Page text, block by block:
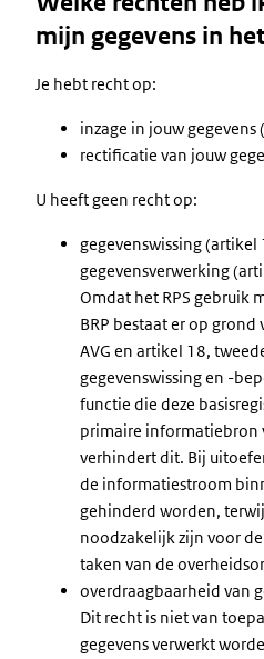
mijn gegevens in
Je hebt recht op:
inzage in jouw gegevens
rectificatie van jouw
U heeft geen recht op:
gegevenswissing (artikel
gegevensverwerking
Omdat het RPS gebruik
BRP bestaat er op
AVG en artikel 18,
gegevenswissing en -
functie die deze
primaire informatiebron
verhindert dit. Bij
de informatiestroom
gehinderd worden,
noodzakelijk zijn voor
taken van de
overdraagbaarheid van
Dit recht is niet van
gegevens verwerkt